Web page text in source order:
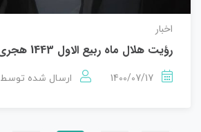
اخبار
رؤيت هلال ماه ربیع الاول 1443 هجري قمري
1400/07/17 ارسال شده توسط